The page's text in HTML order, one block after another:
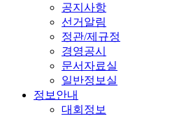
공지사항
선거알림
정관/제규정
경영공시
문서자료실
일반정보실
정보안내
대회정보